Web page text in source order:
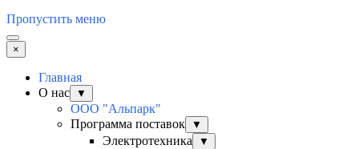
Пропустить меню
×
Главная
О нас
▼
ООО "Альпарк"
Программа поставок
▼
Электротехника ▼